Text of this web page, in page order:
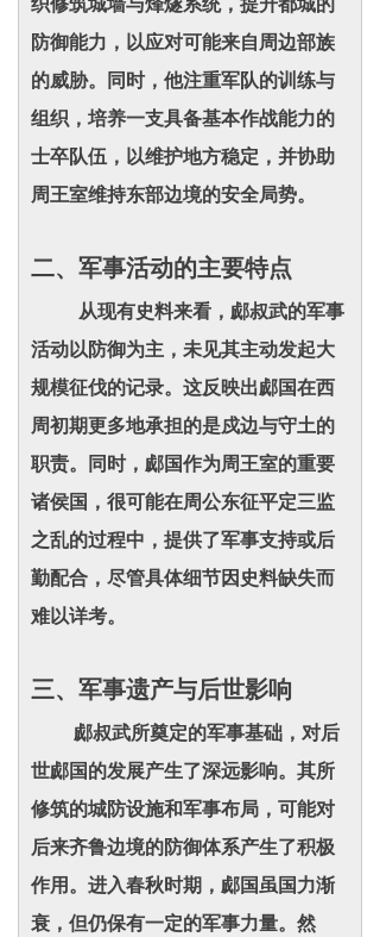
防御能力，以应对可能来自周边部族
的威胁。同时，他注重军队的训练与
组织，培养一支具备基本作战能力的
士卒队伍，以维护地方稳定，并协助
周王室维持东部边境的安全局势。
二、军事活动的主要特点
从现有史料来看，郕叔武的军事
活动以防御为主，未见其主动发起大
规模征伐的记录。这反映出郕国在西
周初期更多地承担的是戍边与守土的
职责。同时，郕国作为周王室的重要
诸侯国，很可能在周公东征平定三监
之乱的过程中，提供了军事支持或后
勤配合，尽管具体细节因史料缺失而
难以详考。
三、军事遗产与后世影响
郕叔武所奠定的军事基础，对后
世郕国的发展产生了深远影响。其所
修筑的城防设施和军事布局，可能对
后来齐鲁边境的防御体系产生了积极
作用。进入春秋时期，郕国虽国力渐
衰，但仍保有一定的军事力量。然